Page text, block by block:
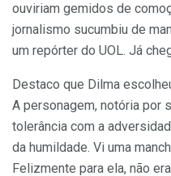
ouviriam gemidos de
jornalismo sucumbiu de
um repórter do UOL. Já
Destaco que Dilma
A personagem, notória por
tolerância com a
da humildade. Vi uma
Felizmente para ela, não